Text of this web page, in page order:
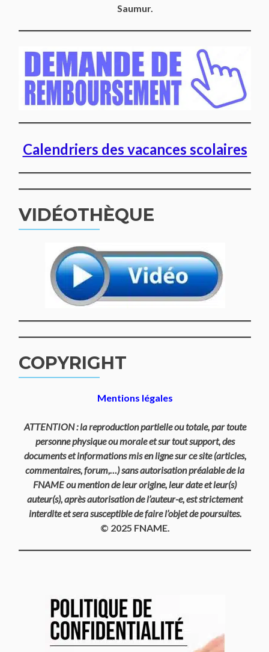
Saumur.
Calendriers des vacances scolaires
VIDÉOTHÈQUE
COPYRIGHT
Mentions légales
ATTENTION : la reproduction partielle ou totale, par toute
personne physique ou morale et sur tout support, des
documents et informations mis en ligne sur ce site (articles,
commentaires, forum,…) sans autorisation préalable de la
FNAME ou mention de leur origine, leur date et leur(s)
auteur(s), après autorisation de l’auteur-e, est strictement
interdite et sera susceptible de faire l’objet de poursuites.
© 2025 FNAME.